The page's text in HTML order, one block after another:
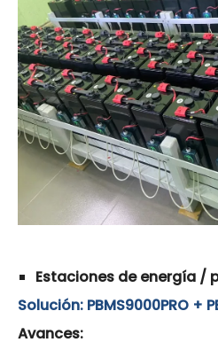
Estaciones de energía /
Solución: PBMS9000PRO +
Avances: